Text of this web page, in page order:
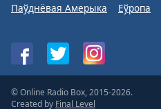
Паўднёвая Амерыка
Еўропа
© Online Radio Box, 2015-2026.
Created by Final Level